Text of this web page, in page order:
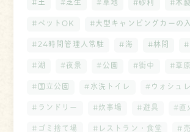
#ペットOK #大型キャンピングカーの
#24時間管理人常駐 #海 #林間 #
#湖 #夜景 #公園 #街中 #草原
#国立公園 #水洗トイレ #ウォシュ
#ランドリー #炊事場 #遊具 #直
#ゴミ捨て場 #レストラン・食堂 #